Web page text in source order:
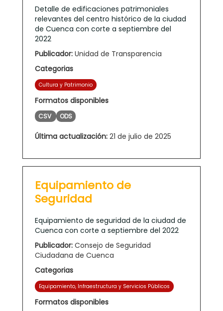
Detalle de edificaciones patrimoniales
relevantes del centro histórico de la ciudad
de Cuenca con corte a septiembre del
2022
Publicador: Unidad de Transparencia
Categorias
Cultura y Patrimonio
Formatos disponibles
CSV ODS
Última actualización: 21 de julio de 2025
Equipamiento de
Seguridad
Equipamiento de seguridad de la ciudad de
Cuenca con corte a septiembre del 2022
Publicador: Consejo de Seguridad
Ciudadana de Cuenca
Categorias
Equipamiento, Infraestructura y Servicios Públicos
Formatos disponibles